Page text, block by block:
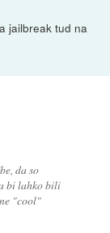
jailbreak tud na
da so
bi lahko bili
"cool"